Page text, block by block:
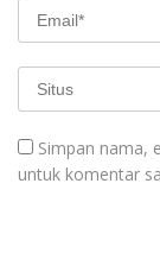
Simpan nama,
untuk komentar